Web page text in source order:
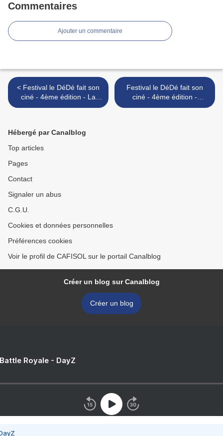
Commentaires
Ajouter un commentaire
< Festival le DéDé fait son
ciné - 4ème édition - La
suite des projections !!!
Festival le DéDé fait son
ciné - 4ème édition -
rencontre / atelier / débats
Hébergé par Canalblog
Top articles
Pages
Contact
Signaler un abus
C.G.U.
Cookies et données personnelles
Préférences cookies
Voir le profil de CAFISOL sur le portail Canalblog
Créer un blog sur Canalblog
Créer un blog
Royale - DayZ